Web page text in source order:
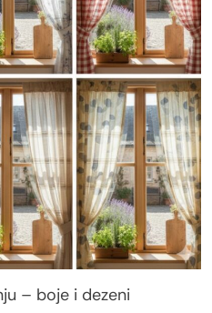
– boje i dezeni